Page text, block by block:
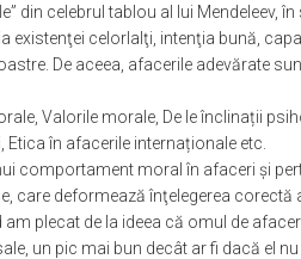
din celebrul tablou al lui Mendeleev,
celorlalţi, intenţia bună,
De aceea, afacerile adevărate
Valorile morale, De le înclinații
în afacerile internaționale etc.
comportament moral în afaceri şi
deformează înţelegerea corectă
plecat de la ideea că omul de
un pic mai bun decât ar fi dacă el